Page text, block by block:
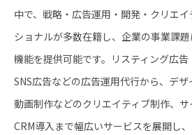
中で、戦略・広告運用・開発・クリエ
ショナルが多数在籍し、企業の事業課
機能を提供可能です。リスティング広告
SNS広告などの広告運用代行から、デザ
動画制作などのクリエイティブ制作、サ
CRM導入まで幅広いサービスを展開し